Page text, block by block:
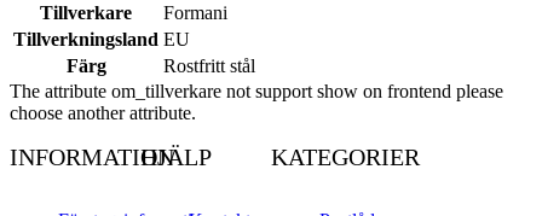
Tillverkare
Formani
Tillverkningsland EU
Färg
Rostfritt stål
The attribute om_tillverkare not support show on frontend please
choose another attribute.
INFORMATIONHJÄLP KATEGORIER